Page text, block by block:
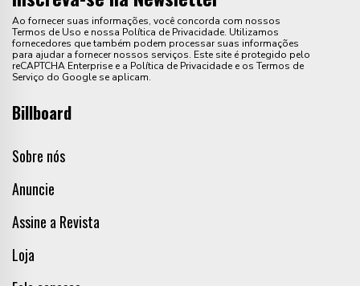
Ao fornecer suas informações, você concorda com nossos
Termos de Uso e nossa Política de Privacidade. Utilizamos
fornecedores que também podem processar suas informações
para ajudar a fornecer nossos serviços. Este site é protegido pelo
reCAPTCHA Enterprise e a Política de Privacidade e os Termos de
Serviço do Google se aplicam.
Billboard
Sobre nós
Anuncie
Assine a Revista
Loja